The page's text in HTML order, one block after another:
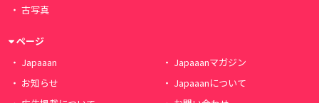
古写真
ページ
Japaaan
Japaaanマガジン
お知らせ
Japaaanについて